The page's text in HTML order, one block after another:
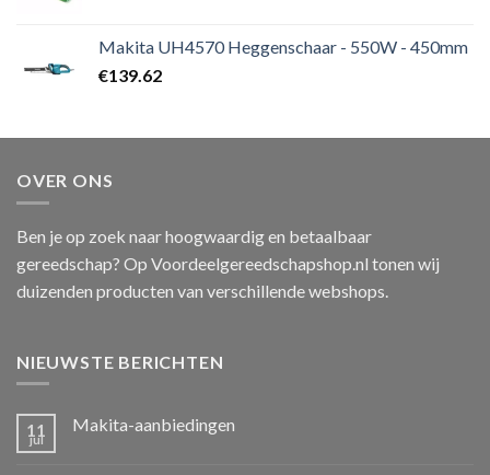
Makita UH4570 Heggenschaar - 550W - 450mm
€139.62
OVER ONS
Ben je op zoek naar hoogwaardig en betaalbaar
gereedschap? Op Voordeelgereedschapshop.nl tonen wij
duizenden producten van verschillende webshops.
NIEUWSTE BERICHTEN
11
jul
Makita-aanbiedingen